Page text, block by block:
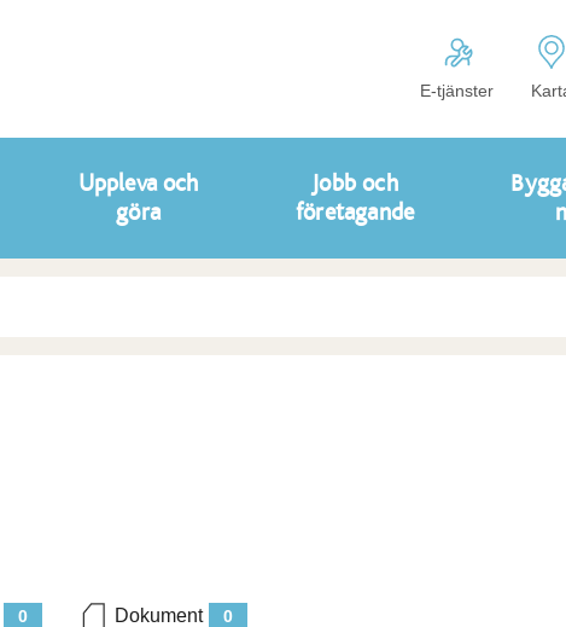
E-tjänster
Uppleva och
göra
Jobb och
företagande
0 0
Dokument